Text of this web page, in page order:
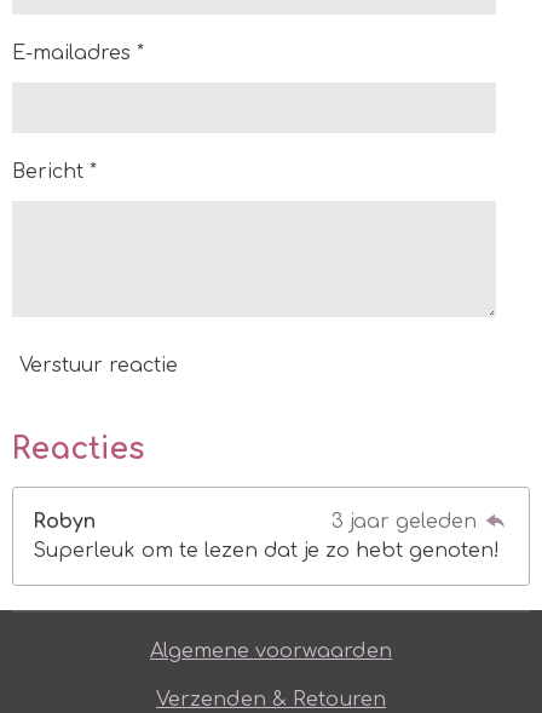
E-mailadres *
Bericht *
Verstuur reactie
Reacties
Robyn
3 jaar geleden
Superleuk om te lezen dat je zo hebt genoten!
Algemene voorwaarden
Verzenden & Retouren